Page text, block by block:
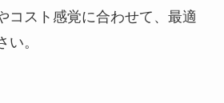
コスト感覚に合わせて、最適
い。